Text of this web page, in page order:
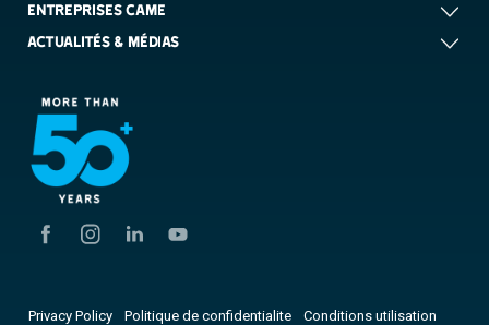
ENTREPRISES CAME
ACTUALITÉS & MÉDIAS
Privacy Policy Politique de confidentialite Conditions utilisation